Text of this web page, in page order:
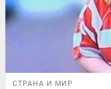
СТРАНА И МИР